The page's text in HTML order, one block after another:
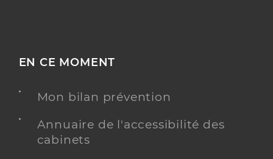
EN CE MOMENT
Mon bilan prévention
Annuaire de l'accessibilité des
cabinets